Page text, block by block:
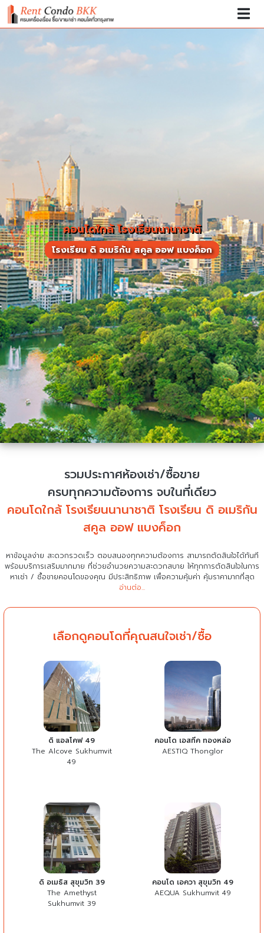
คอนโดใกล้ โรงเรียนนานาชาติ
โรงเรียน ดิ อเมริกัน สคูล ออฟ แบงค็อก
รวมประกาศห้องเช่า/ซื้อขาย
ครบทุกความต้องการ จบในที่เดียว
คอนโดใกล้ โรงเรียนนานาชาติ โรงเรียน ดิ อเมริกัน
สคูล ออฟ แบงค็อก
หาข้อมูลง่าย สะดวกรวดเร็ว ตอบสนองทุกความต้องการ สามารถตัดสินใจได้ทันที
พร้อมบริการเสริมมากมาย ที่ช่วยอำนวยความสะดวกสบาย ให้ทุกการตัดสินใจในการ
หาเช่า / ซื้อขายคอนโดของคุณ มีประสิทธิภาพ เพื่อความคุ้มค่า คุ้มราคามากที่สุด
อ่านต่อ...
เลือกดูคอนโดที่คุณสนใจเช่า/ซื้อ
ดิ แอลโคฟ 49
The Alcove Sukhumvit
49
คอนโด เอสทีค ทองหล่อ
AESTIQ Thonglor
ดิ อเมธิส สุขุมวิท 39
The Amethyst
Sukhumvit 39
คอนโด เอควา สุขุมวิท 49
AEQUA Sukhumvit 49